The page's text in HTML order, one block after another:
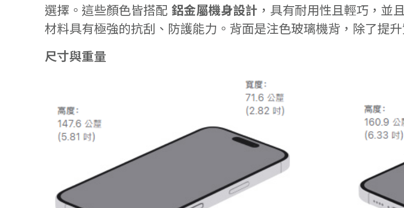
選擇。這些顏色皆搭配 鋁金屬機身設計 ，具有耐用性且輕巧，並
材料具有極強的抗刮、防護能力。背面是注色玻璃機背，除了提
尺寸與重量